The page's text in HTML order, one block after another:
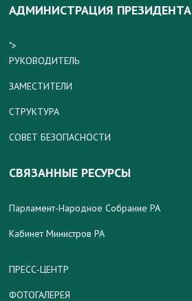
АДМИНИСТРАЦИЯ ПРЕЗИДЕНТА
">
РУКОВОДИТЕЛЬ
ЗАМЕСТИТЕЛИ
СТРУКТУРА
СОВЕТ БЕЗОПАСНОСТИ
СВЯЗАННЫЕ РЕСУРСЫ
Парламент-Народное Собрание РА
Кабинет Министров РА
ПРЕСС-ЦЕНТР
ФОТОГАЛЕРЕЯ